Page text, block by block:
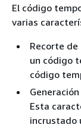
El código
varias
Recorte
un código
código
Esta
incrustado